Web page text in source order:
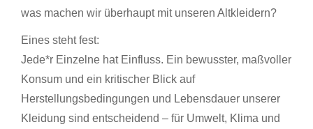
was machen wir überhaupt mit unseren Altkleidern?
Eines steht fest:
Jede*r Einzelne hat Einfluss. Ein bewusster, maßvoller
Konsum und ein kritischer Blick auf
Herstellungsbedingungen und Lebensdauer unserer
Kleidung sind entscheidend – für Umwelt, Klima und